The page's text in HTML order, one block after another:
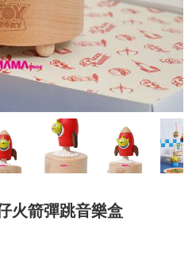
火箭彈跳音樂盒